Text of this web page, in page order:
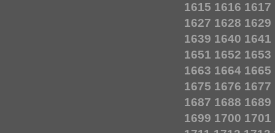
1615 1616 1617
1627 1628 1629
1639 1640 1641
1651 1652 1653
1663 1664 1665
1675 1676 1677
1687 1688 1689
1699 1700 1701